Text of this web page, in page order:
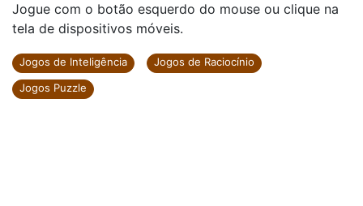
Jogue com o botão esquerdo do mouse ou clique na
tela de dispositivos móveis.
Jogos de Inteligência
Jogos de Raciocínio
Jogos Puzzle